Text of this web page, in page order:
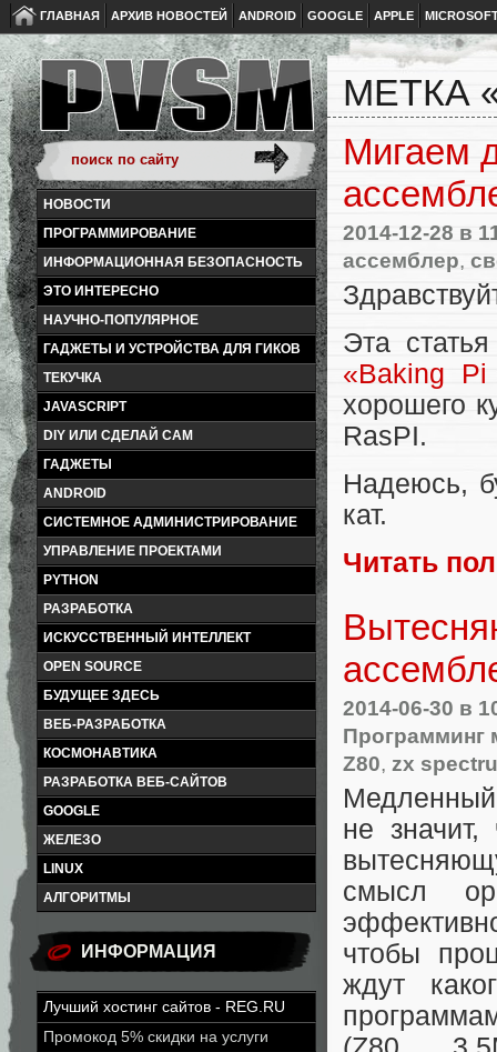
ГЛАВНАЯ АРХИВ НОВОСТЕЙ ANDROID GOOGLE APPLE
НОВОСТИ
ПРОГРАММИРОВАНИЕ
ИНФОРМАЦИОННАЯ БЕЗОПАСНОСТЬ
ЭТО ИНТЕРЕСНО
НАУЧНО-ПОПУЛЯРНОЕ
ГАДЖЕТЫ И УСТРОЙСТВА ДЛЯ ГИКОВ
ТЕКУЧКА
JAVASCRIPT
DIY ИЛИ СДЕЛАЙ САМ
ГАДЖЕТЫ
ANDROID
СИСТЕМНОЕ АДМИНИСТРИРОВАНИЕ
УПРАВЛЕНИЕ ПРОЕКТАМИ
PYTHON
РАЗРАБОТКА
ИСКУССТВЕННЫЙ ИНТЕЛЛЕКТ
OPEN SOURCE
БУДУЩЕЕ ЗДЕСЬ
ВЕБ-РАЗРАБОТКА
КОСМОНАВТИКА
РАЗРАБОТКА ВЕБ-САЙТОВ
GOOGLE
ЖЕЛЕЗО
LINUX
АЛГОРИТМЫ
ИНФОРМАЦИЯ
Лучший хостинг сайтов - REG.RU
Промокод 5% скидки на услуги
МЕТКА
Мигаем
2014-12-28 в
ассемблер,
Эта
«Baking
хорошего
RasPI.
Надеюсь,
кат.
Читать
2014-06-30 в
Программинг
Z80, zx
не
смысл
чтобы
ждут